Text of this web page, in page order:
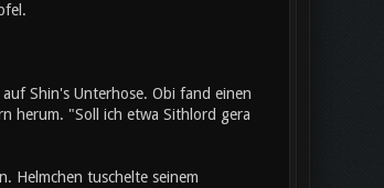
Shin's Unterhose. Obi fand einen
herum. "Soll ich etwa Sithlord gera
Helmchen tuschelte seinem